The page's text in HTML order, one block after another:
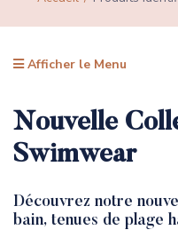
Afficher le Menu
Nouvelle
Swimwear
Découvrez notre
bain, tenues de plage